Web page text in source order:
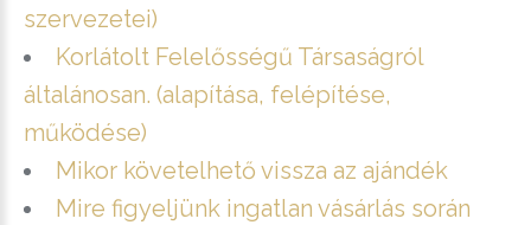
szervezetei)
Korlátolt Felelősségű Társaságról
általánosan. (alapítása, felépítése,
működése)
Mikor követelhető vissza az ajándék
Mire figyeljünk ingatlan vásárlás során